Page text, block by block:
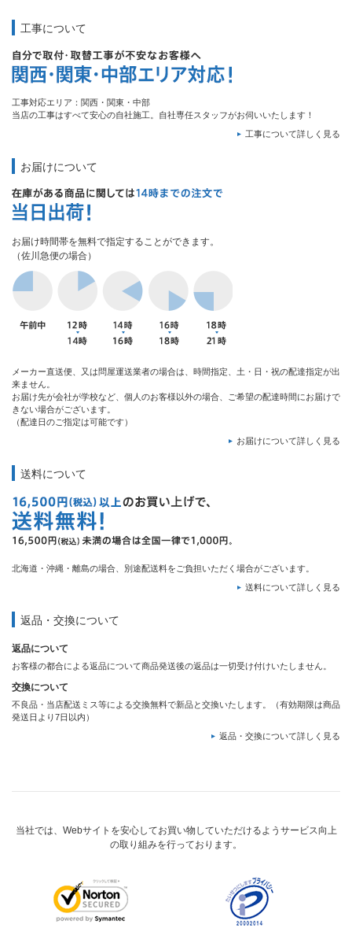
工事について
工事対応エリア：関西・関東・中部
当店の工事はすべて安心の自社施工。自社専任スタッフがお伺いいたします！
工事について詳しく見る
お届けについて
お届け時間帯を無料で指定することができます。
（佐川急便の場合）
メーカー直送便、又は問屋運送業者の場合は、時間指定、土・日・祝の配達指定が出
来ません。
お届け先が会社が学校など、個人のお客様以外の場合、ご希望の配達時間にお届けで
きない場合がございます。
（配達日のご指定は可能です）
お届けについて詳しく見る
送料について
北海道・沖縄・離島の場合、別途配送料をご負担いただく場合がございます。
送料について詳しく見る
返品・交換について
返品について
お客様の都合による返品について商品発送後の返品は一切受け付けいたしません。
交換について
不良品・当店配送ミス等による交換無料で新品と交換いたします。（有効期限は商品
発送日より7日以内）
返品・交換について詳しく見る
当社では、Webサイトを安心してお買い物していただけるようサービス向上
の取り組みを行っております。